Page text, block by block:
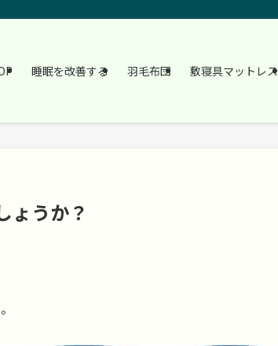
睡眠を改善する 羽毛布団 敷寝具マットレス
ょうか？